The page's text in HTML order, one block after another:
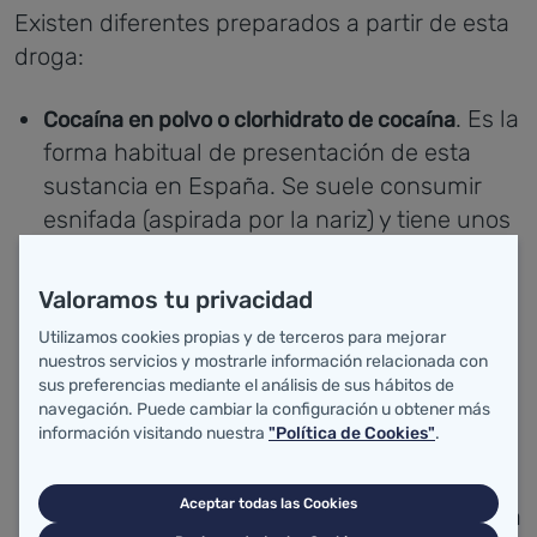
Existen diferentes preparados a partir de esta
droga:
Cocaína en polvo o clorhidrato de cocaína. Es la
forma habitual de presentación de esta
sustancia en España. Se suele consumir
esnifada (aspirada por la nariz) y tiene unos
3 horas. Aunque menos frecuentemente,
también se usa por vía inyectada, en
ocasiones mezclándola con heroína, lo que
da lugar a un producto que los
consumidores denominan speed-ball
Basuko o pasta de coca: Es sulfato de cocaína
Valoramos tu privacidad
Utilizamos cookies propias y de terceros para mejorar
nuestros servicios y mostrarle información relacionada con
sus preferencias mediante el análisis de sus hábitos de
navegación. Puede cambiar la configuración u obtener más
información visitando nuestra "Política de Cookies".
Aceptar todas las Cookies